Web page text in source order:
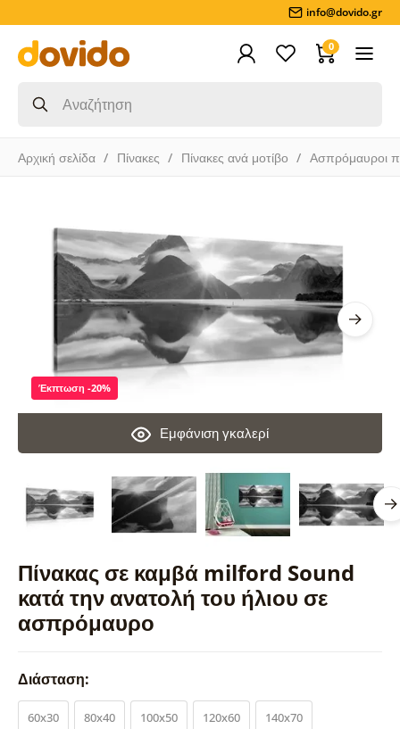
info@dovido.gr
0
Αρχική σελίδα Πίνακες Πίνακες ανά μοτίβο Ασπρόμαυροι
Πίνακας σε καμβά milford Sound
κατά την ανατολή του ήλιου σε
ασπρόμαυρο
Εμφάνιση γκαλερί
Έκπτωση -20%
Διάσταση:
60x30 80x40 100x50 120x60 140x70